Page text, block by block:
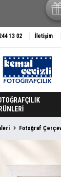
13 02 İletişim
Fotoğraf